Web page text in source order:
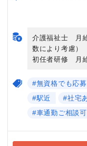
介護福祉士 月
数により考慮）
初任者研修 月
#無資格でも応
#駅近
#社宅
#車通勤ご相談可